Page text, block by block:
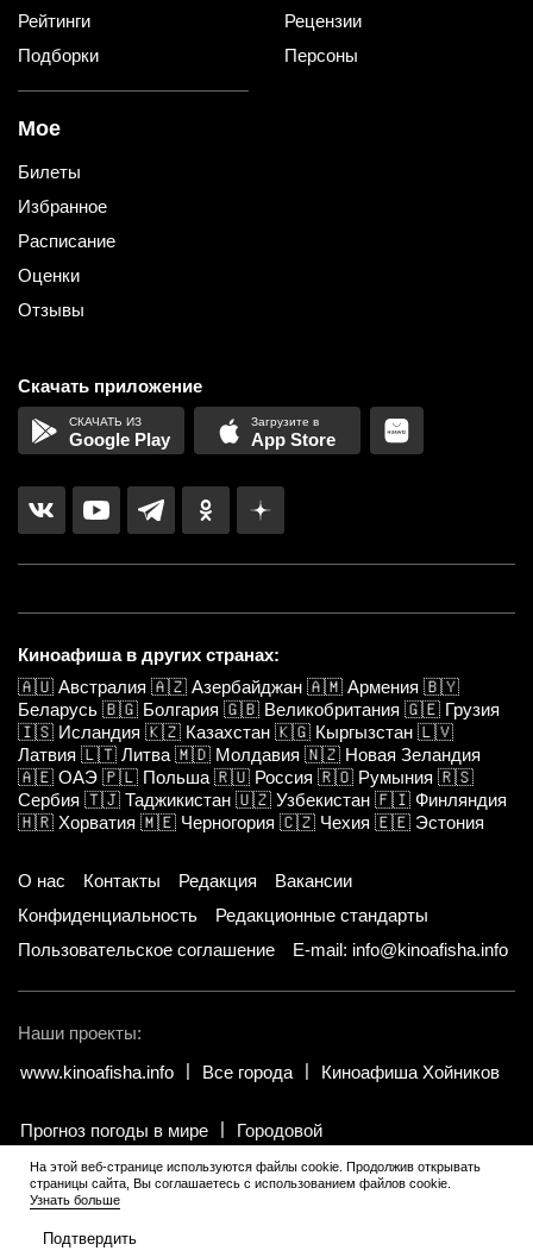
Рейтинги
Подборки
Рецензии
Персоны
Мое
Билеты
Избранное
Расписание
Оценки
Отзывы
Скачать приложение
Google Play App Store
Киноафиша в других странах:
🇦🇺 Австралия 🇦🇿 Азербайджан 🇦🇲 Армения 🇧🇾
Беларусь 🇧🇬 Болгария 🇬🇧 Великобритания 🇬🇪 Грузия
🇮🇸 Исландия 🇰🇿 Казахстан 🇰🇬 Кыргызстан 🇱🇻
Латвия 🇱🇹 Литва 🇲🇩 Молдавия 🇳🇿 Новая Зеландия
🇦🇪 ОАЭ 🇵🇱 Польша 🇷🇺 Россия 🇷🇴 Румыния 🇷🇸
Сербия 🇹🇯 Таджикистан 🇺🇿 Узбекистан 🇫🇮 Финляндия
🇭🇷 Хорватия 🇲🇪 Черногория 🇨🇿 Чехия 🇪🇪 Эстония
О нас Контакты Редакция
Вакансии
Конфиденциальность
Редакционные стандарты
Пользовательское соглашение
E-mail: info@kinoafisha.info
Наши проекты:
www.kinoafisha.info
Все города Киноафиша Хойников
Прогноз погоды в мире Городовой
© 2002-2026 Все права и материалы принадлежат «Киноафиша».
Копирование информации только с письменного разрешения
редакции.
На этой веб-странице используются файлы cookie. Продолжив открывать
страницы сайта, Вы соглашаетесь с использованием файлов cookie.
Узнать больше
Подтвердить